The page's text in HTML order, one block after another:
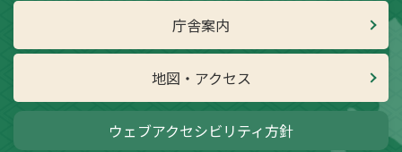
庁舎案内
地図・アクセス
ウェブアクセシビリティ方針